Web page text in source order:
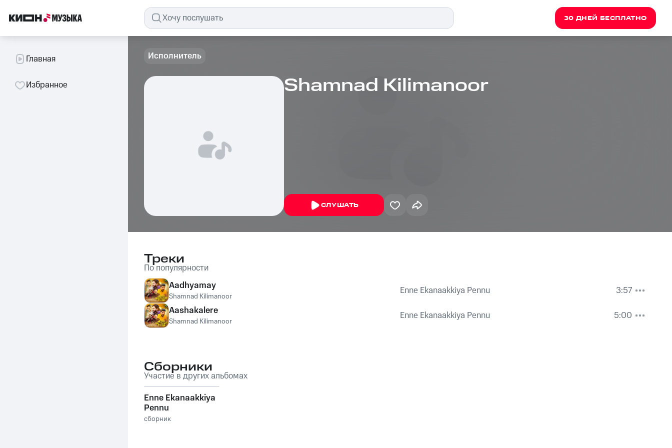
30 ДНЕЙ БЕСПЛАТНО
Главная
Избранное
Исполнитель
Shamnad Kilimanoor
СЛУШАТЬ
Треки
По популярности
Aadhyamay
Shamnad Kilimanoor Enne Ekanaakkiya Pennu
3:57
Aashakalere
Shamnad Kilimanoor Enne Ekanaakkiya Pennu 5:00
Сборники
Участие в других альбомах
Enne Ekanaakkiya
Pennu
сборник